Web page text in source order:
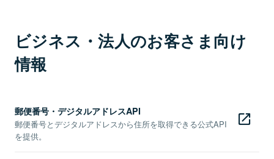
ビジネス・法人のお客さま向け
情報
郵便番号・デジタルアドレスAPI
郵便番号とデジタルアドレスから住所を取得できる公式API
を提供。